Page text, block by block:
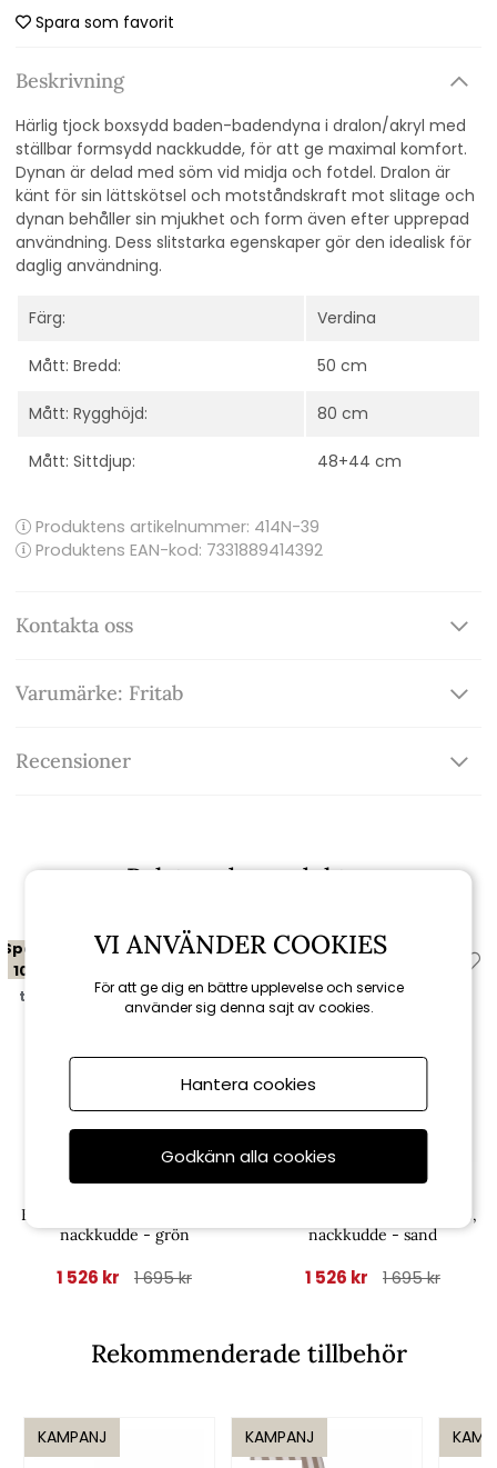
Spara som favorit
Beskrivning
Härlig tjock boxsydd baden-badendyna i dralon/akryl med
ställbar formsydd nackkudde, för att ge maximal komfort.
Dynan är delad med söm vid midja och fotdel. Dralon är
känt för sin lättskötsel och motståndskraft mot slitage och
dynan behåller sin mjukhet och form även efter upprepad
användning. Dess slitstarka egenskaper gör den idealisk för
daglig användning.
Färg: Verdina
Mått: Bredd: 50 cm
Mått: Rygghöjd: 80 cm
Mått: Sittdjup: 48+44 cm
Produktens artikelnummer: 414N-39
Produktens EAN-kod: 7331889414392
Kontakta oss
Varumärke: Fritab
Recensioner
Relaterade produkter
Spara
10%
till 16/8
Baden-badendyna woodline,
nackkudde - grön
1 526 kr 1 695 kr
Spara
till 16/8
Baden-badendyna woodline,
nackkudde - sand
1 526 kr 1 695 kr
Rekommenderade tillbehör
KAMPANJ KAMPANJ
VI ANVÄNDER COOKIES
För att ge dig en bättre upplevelse och service
använder sig denna sajt av cookies.
Hantera cookies
Godkänn alla cookies